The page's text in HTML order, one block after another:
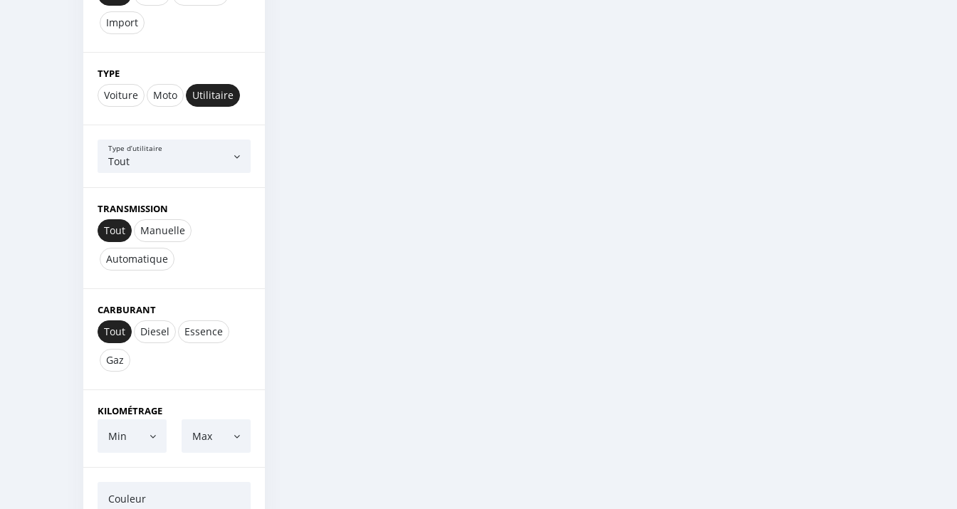
Import
TYPE
Voiture Moto Utilitaire
Type d’utilitaire
Tout
TRANSMISSION
Tout Manuelle
Automatique
CARBURANT
Tout Diesel Essence
Gaz
KILOMÉTRAGE
Min Max
Couleur